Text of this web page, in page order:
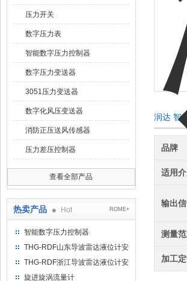
压力开关
数字压力表
智能数字压力控制器
数字压力变送器
3051压力变送器
数字化风压变送器
消防正压送风传感器
压力差压控制器
查看全部产品
热卖产品 Hot ROME+
智能数字压力控制器
THG-RDF山东导波雷达液位计安
装方法
THG-RDF浙江导波雷达液位计安
装方法
旋进旋涡流量计
润达 智
品牌
适用
输出
测量
加工定